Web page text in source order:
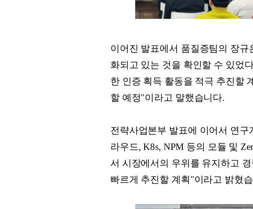
이어진 발표에서 품질증팀의 장규
화되고 있는 것을 확인할 수 있었
한 인증 획득 활동을 적극 추진할
할 예정"이라고 말했습니다.
전략사업본부 발표에 이어서 연
라우드, K8s, NPM 등의 모듈 및
서 시장에서의 우위를 유지하고
빠르게 추진할 계획"이라고 밝혔